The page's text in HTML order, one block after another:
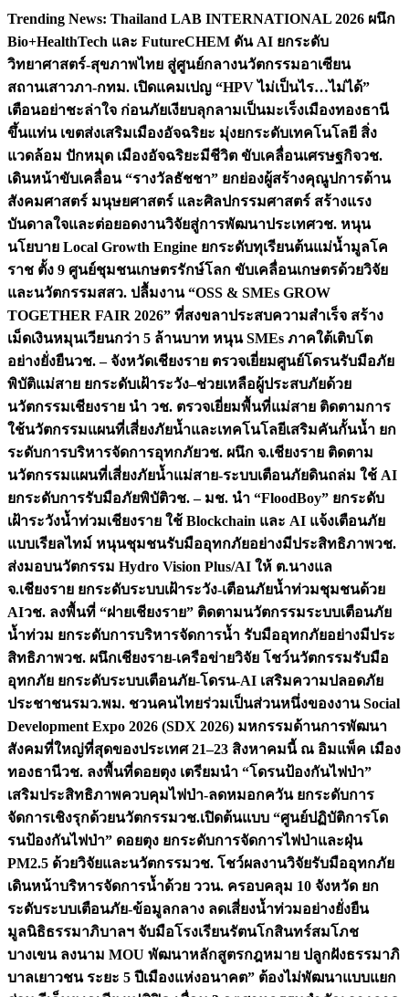
Skip
content
Trending News: Thailand LAB INTERNATIONAL 2026 ผนึก
Bio+HealthTech และ FutureCHEM ดัน AI ยกระดับ
วิทยาศาสตร์-สุขภาพไทย สู่ศูนย์กลางนวัตกรรมอาเซียน
สถานเสาวภา-กทม. เปิดแคมเปญ “HPV ไม่เป็นไร…ไม่ได้”
เตือนอย่าชะล่าใจ ก่อนภัยเงียบลุกลามเป็นมะเร็งเมืองทองธานี
ขึ้นแท่น เขตส่งเสริมเมืองอัจฉริยะ มุ่งยกระดับเทคโนโลยี สิ่ง
แวดล้อม ปักหมุด เมืองอัจฉริยะมีชีวิต ขับเคลื่อนเศรษฐกิจวช.
เดินหน้าขับเคลื่อน “รางวัลธัชชา” ยกย่องผู้สร้างคุณูปการด้าน
สังคมศาสตร์ มนุษยศาสตร์ และศิลปกรรมศาสตร์ สร้างแรง
บันดาลใจและต่อยอดงานวิจัยสู่การพัฒนาประเทศวช. หนุน
นโยบาย Local Growth Engine ยกระดับทุเรียนต้นแม่น้ำมูลโค
ราช ตั้ง 9 ศูนย์ชุมชนเกษตรรักษ์โลก ขับเคลื่อนเกษตรด้วยวิจัย
และนวัตกรรมสสว. ปลื้มงาน “OSS & SMEs GROW
TOGETHER FAIR 2026” ที่สงขลาประสบความสำเร็จ สร้าง
เม็ดเงินหมุนเวียนกว่า 5 ล้านบาท หนุน SMEs ภาคใต้เติบโต
อย่างยั่งยืนวช. – จังหวัดเชียงราย ตรวจเยี่ยมศูนย์โดรนรับมือภัย
พิบัติแม่สาย ยกระดับเฝ้าระวัง–ช่วยเหลือผู้ประสบภัยด้วย
นวัตกรรมเชียงราย นำ วช. ตรวจเยี่ยมพื้นที่แม่สาย ติดตามการ
ใช้นวัตกรรมแผนที่เสี่ยงภัยน้ำและเทคโนโลยีเสริมคันกั้นน้ำ ยก
ระดับการบริหารจัดการอุทกภัยวช. ผนึก จ.เชียงราย ติดตาม
นวัตกรรมแผนที่เสี่ยงภัยน้ำแม่สาย-ระบบเตือนภัยดินถล่ม ใช้ AI
ยกระดับการรับมือภัยพิบัติวช. – มช. นำ “FloodBoy” ยกระดับ
เฝ้าระวังน้ำท่วมเชียงราย ใช้ Blockchain และ AI แจ้งเตือนภัย
แบบเรียลไทม์ หนุนชุมชนรับมืออุทกภัยอย่างมีประสิทธิภาพวช.
ส่งมอบนวัตกรรม Hydro Vision Plus/AI ให้ ต.นางแล
จ.เชียงราย ยกระดับระบบเฝ้าระวัง-เตือนภัยน้ำท่วมชุมชนด้วย
AIวช. ลงพื้นที่ “ฝายเชียงราย” ติดตามนวัตกรรมระบบเตือนภัย
น้ำท่วม ยกระดับการบริหารจัดการน้ำ รับมืออุทกภัยอย่างมีประ
สิทธิภาพวช. ผนึกเชียงราย-เครือข่ายวิจัย โชว์นวัตกรรมรับมือ
อุทกภัย ยกระดับระบบเตือนภัย-โดรน-AI เสริมความปลอดภัย
ประชาชนรมว.พม. ชวนคนไทยร่วมเป็นส่วนหนึ่งของงาน Social
Development Expo 2026 (SDX 2026) มหกรรมด้านการพัฒนา
สังคมที่ใหญ่ที่สุดของประเทศ 21–23 สิงหาคมนี้ ณ อิมแพ็ค เมือง
ทองธานีวช. ลงพื้นที่ดอยตุง เตรียมนำ “โดรนป้องกันไฟป่า”
เสริมประสิทธิภาพควบคุมไฟป่า-ลดหมอกควัน ยกระดับการ
จัดการเชิงรุกด้วยนวัตกรรมวช.เปิดต้นแบบ “ศูนย์ปฏิบัติการโด
รนป้องกันไฟป่า” ดอยตุง ยกระดับการจัดการไฟป่าและฝุ่น
PM2.5 ด้วยวิจัยและนวัตกรรมวช. โชว์ผลงานวิจัยรับมืออุทกภัย
เดินหน้าบริหารจัดการน้ำด้วย ววน. ครอบคลุม 10 จังหวัด ยก
ระดับระบบเตือนภัย-ข้อมูลกลาง ลดเสี่ยงน้ำท่วมอย่างยั่งยืน
มูลนิธิธรรมาภิบาลฯ จับมือโรงเรียนรัตนโกสินทร์สมโภช
บางเขน ลงนาม MOU พัฒนาหลักสูตรกฎหมาย ปลูกฝังธรรมาภิ
บาลเยาวชน ระยะ 5 ปีเมืองแห่งอนาคต” ต้องไม่พัฒนาแบบแยก